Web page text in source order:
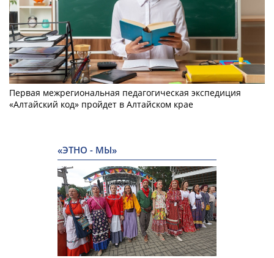
Первая межрегиональная педагогическая экспедиция
«Алтайский код» пройдет в Алтайском крае
«ЭТНО - МЫ»